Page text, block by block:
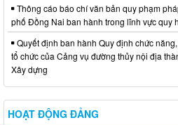
Thông cáo báo chí văn bản quy phạm
phố Đồng Nai ban hành trong lĩnh vực quy
Quyết định ban hành Quy định chức
tổ chức của Cảng vụ đường thủy nội địa
Xây dựng
HOẠT ĐỘNG ĐẢNG